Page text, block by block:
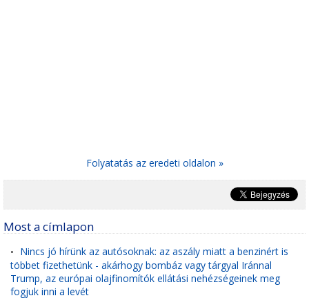
Folyatatás az eredeti oldalon »
Most a címlapon
• Nincs jó hírünk az autósoknak: az aszály miatt a benzinért is
többet fizethetünk - akárhogy bombáz vagy tárgyal Iránnal
Trump, az európai olajfinomítók ellátási nehézségeinek meg
fogjuk inni a levét